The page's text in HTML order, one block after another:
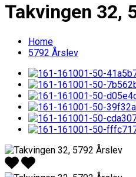
Takvingen 32,
Home
5792 Årslev